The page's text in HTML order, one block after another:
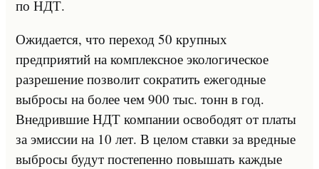
по НДТ.
Ожидается, что переход 50 крупных
предприятий на комплексное экологическое
разрешение позволит сократить ежегодные
выбросы на более чем 900 тыс. тонн в год.
Внедрившие НДТ компании освободят от платы
за эмиссии на 10 лет. В целом ставки за вредные
выбросы будут постепенно повышать каждые